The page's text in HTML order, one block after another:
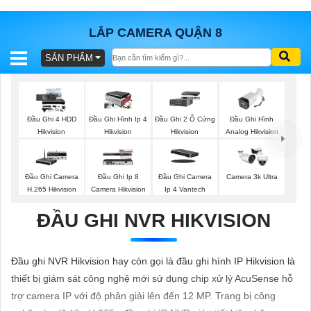
LẮP CAMERA QUẬN 8
BÁO
TRỌN
GÓI
SẢN
TƯ
VẤN
LẮP
SẢN PHẨM
Đầu Ghi 4 HDD
Hikvision
Đầu Ghi Hình Ip 4
Hikvision
Đầu Ghi 2 Ổ Cứng
Hikvision
Đầu Ghi Hình
Analog Hikvision
Đầu Ghi Camera
H.265 Hikvision
Đầu Ghi Ip 8
Camera Hikvision
Đầu Ghi Camera
Ip 4 Vantech
Camera 3k Ultra
ĐẦU GHI NVR HIKVISION
Đầu ghi NVR Hikvision hay còn gọi là đầu ghi hình IP Hikvision là
thiết bị giám sát công nghệ mới sử dụng chip xử lý AcuSense hỗ
trợ camera IP với độ phân giải lên đến 12 MP. Trang bị công